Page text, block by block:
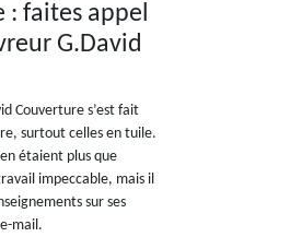
: faites appel
G.David
Couverture s’est fait
surtout celles en tuile.
étaient plus que
impeccable, mais il
sur ses
mail.